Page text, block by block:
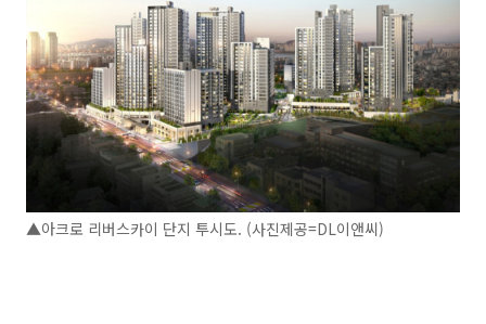
▲아크로 리버스카이 단지 투시도. (사진제공=DL이앤씨)